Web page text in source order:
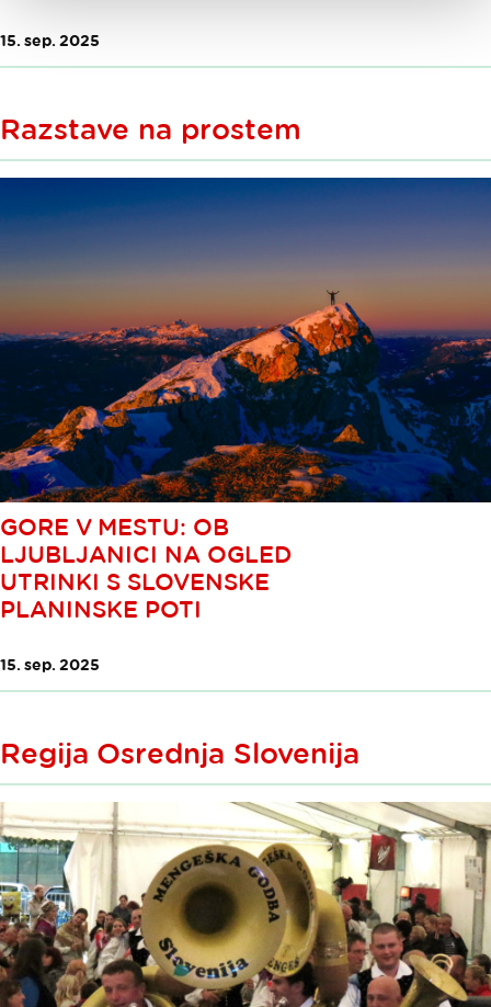
15. sep. 2025
Razstave na prostem
GORE V MESTU: OB
LJUBLJANICI NA OGLED
UTRINKI S SLOVENSKE
PLANINSKE POTI
15. sep. 2025
Regija Osrednja Slovenija